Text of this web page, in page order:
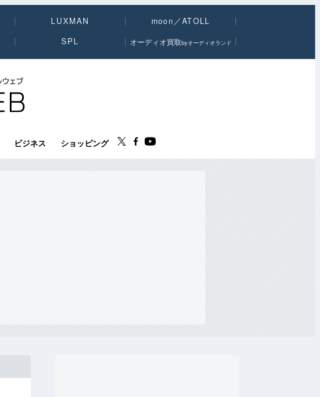
LUXMAN
moon／ATOLL
SPL オーディオ買取byオーディオランド
ビジネス ショッピング